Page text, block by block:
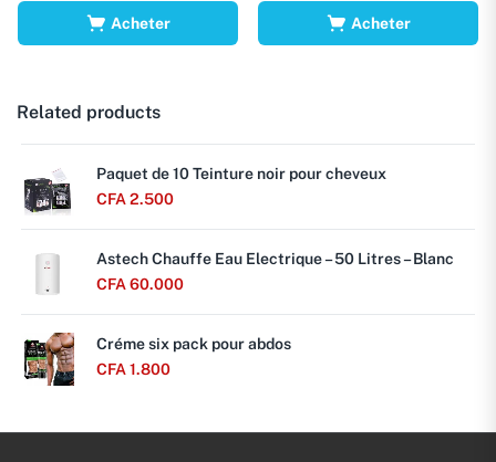
Acheter Acheter
Related products
Paquet de 10 Teinture noir pour cheveux
CFA 2.500
Astech Chauffe Eau Electrique – 50 Litres – Blanc
CFA 60.000
Créme six pack pour abdos
CFA 1.800